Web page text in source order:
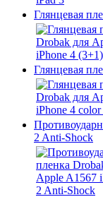
Глянцевая
Глянцевая
2 Anti-Shock